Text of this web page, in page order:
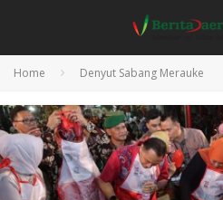
Home Denyut Sabang Merauke